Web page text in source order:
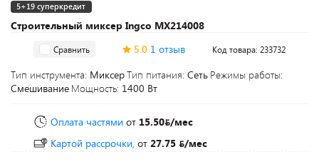
Строительный миксер Ingco MX214008
5+19 суперкредит
Сравнить 5.0 1 отзыв Код товара: 233732
Тип инструмента: МиксерТип питания: Сеть Режимы работы:
Смешивание Мощность: 1400 Вт
Оплата частями от 15.50 /мес
Картой рассрочки, от 27.75
/мес